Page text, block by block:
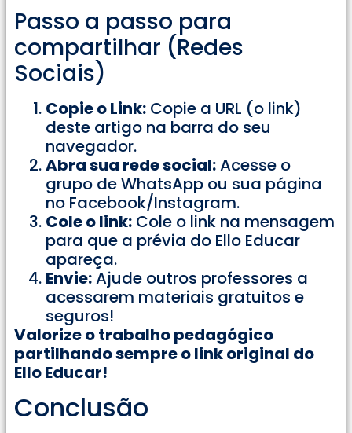
Passo a passo para
compartilhar (Redes
Sociais)
Copie o Link: Copie a URL (o link)
deste artigo na barra do seu
navegador.
Abra sua rede social:Acesse o
grupo de WhatsApp ou sua página
no Facebook/Instagram.
Cole o link: Cole o link na mensagem
para que a prévia do Ello Educar
apareça.
Envie:Ajude outros professores a
acessarem materiais gratuitos e
seguros!
Valorize o trabalho pedagógico
partilhando sempre o link original do
Ello Educar!
Conclusão